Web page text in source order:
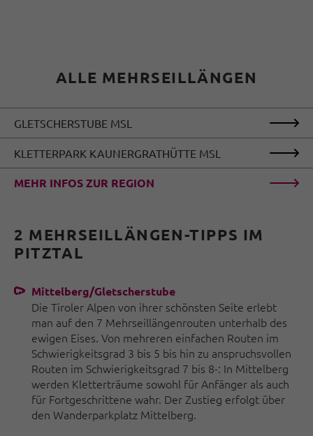
ALLE MEHRSEILLÄNGEN
GLETSCHERSTUBE MSL
KLETTERPARK KAUNERGRATHÜTTE MSL
MEHR INFOS ZUR REGION
2 MEHRSEILLÄNGEN-TIPPS IM
PITZTAL
Mittelberg/Gletscherstube
Die Tiroler Alpen von ihrer schönsten Seite erlebt
man auf den 7 Mehrseillängenrouten unterhalb des
ewigen Eises. Von mehreren einfachen Routen im
Schwierigkeitsgrad 3 bis 5 bis hin zu anspruchsvollen
Routen im Schwierigkeitsgrad 7 bis 8-: In Mittelberg
werden Kletterträume sowohl für Anfänger als auch
für Fortgeschrittene wahr. Der Zustieg erfolgt über
den Wanderparkplatz Mittelberg.